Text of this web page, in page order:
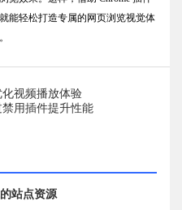
能轻松打造专属的网页浏览视觉体
化视频播放体验
用插件提升性能
站点资源